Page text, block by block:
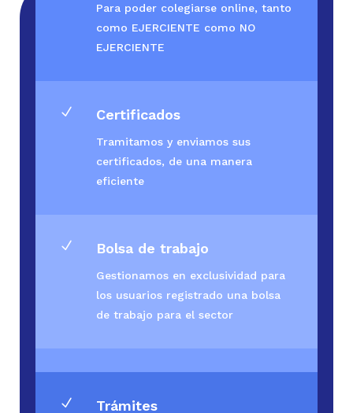
Para poder colegiarse online, tanto
como EJERCIENTE como NO
EJERCIENTE
N Certificados
Tramitamos y enviamos sus
certificados, de una manera
eficiente
N Bolsa de trabajo
Gestionamos en exclusividad para
los usuarios registrado una bolsa
de trabajo para el sector
N Trámites